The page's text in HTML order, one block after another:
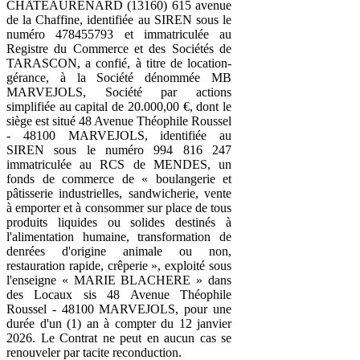
CHATEAURENARD (13160) 615 avenue
de la Chaffine, identifiée au SIREN sous le
numéro 478455793 et immatriculée au
Registre du Commerce et des Sociétés de
TARASCON, a confié, à titre de location-
gérance, à la Société dénommée MB
MARVEJOLS, Société par actions
simplifiée au capital de 20.000,00 €, dont le
siège est situé 48 Avenue Théophile Roussel
- 48100 MARVEJOLS, identifiée au
SIREN sous le numéro 994 816 247
immatriculée au RCS de MENDES, un
fonds de commerce de « boulangerie et
pâtisserie industrielles, sandwicherie, vente
à emporter et à consommer sur place de tous
produits liquides ou solides destinés à
l'alimentation humaine, transformation de
denrées d'origine animale ou non,
restauration rapide, crêperie », exploité sous
l'enseigne « MARIE BLACHERE » dans
des Locaux sis 48 Avenue Théophile
Roussel - 48100 MARVEJOLS, pour une
durée d'un (1) an à compter du 12 janvier
2026. Le Contrat ne peut en aucun cas se
renouveler par tacite reconduction.